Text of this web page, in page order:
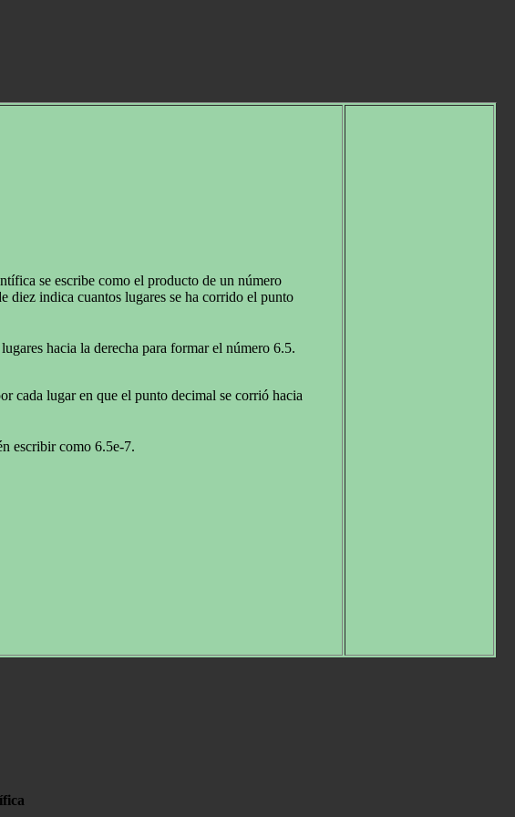
se escribe como el producto de un número
indica cuantos lugares se ha corrido el punto
hacia la derecha para formar el número 6.5.
cada lugar en que el punto decimal se corrió hacia
escribir como 6.5e-7.